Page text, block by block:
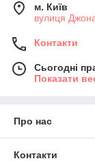
м. Київ
вулиця
Контакти
Сьогодні
Показати
Про нас
Контакти